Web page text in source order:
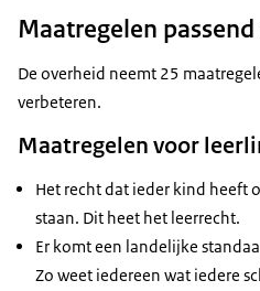
Maatregelen
De overheid neemt 25
verbeteren.
Maatregelen voor
Het recht dat ieder kind heeft
staan. Dit heet het leerrecht.
Er komt een landelijke
Zo weet iedereen wat iedere